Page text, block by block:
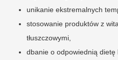
unikanie ekstremalnych
stosowanie produktów z
tłuszczowymi,
dbanie o odpowiednią dietę